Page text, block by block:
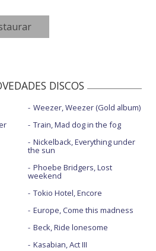
DISCOS
Weezer, Weezer (Gold album)
Train, Mad dog in the fog
Nickelback, Everything under
the sun
Phoebe Bridgers, Lost
weekend
Tokio Hotel, Encore
Europe, Come this madness
Beck, Ride lonesome
Kasabian, Act III